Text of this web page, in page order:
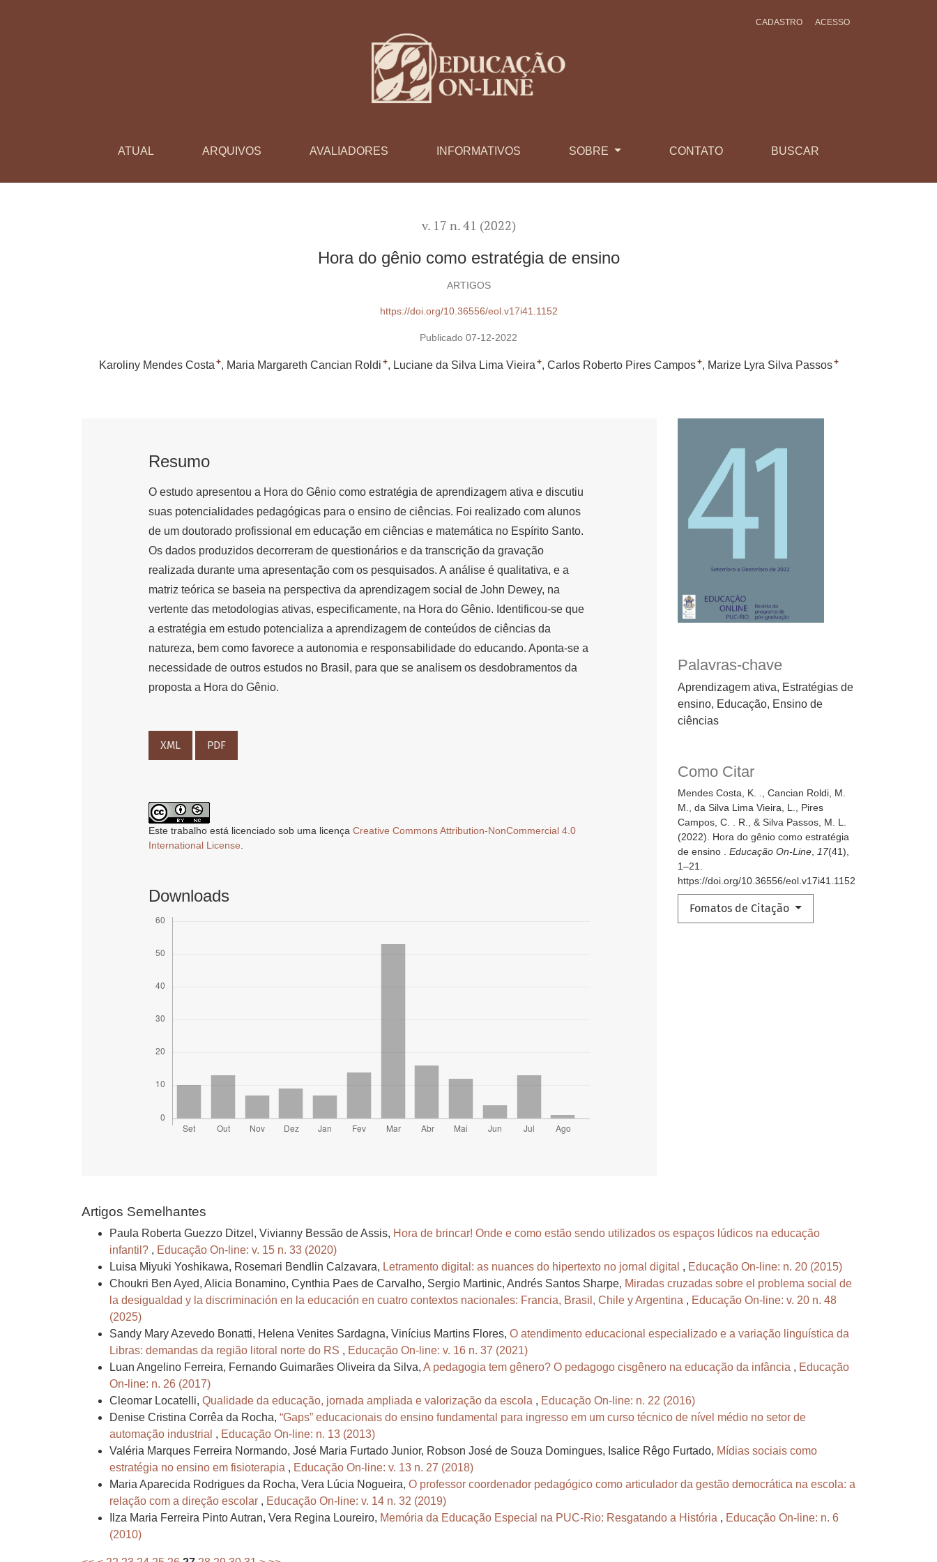
ATUAL ARQUIVOS AVALIADORES INFORMATIVOS SOBRE CONTATO BUSCAR
CADASTRO ACESSO
v. 17 n. 41 (2022)
Hora do gênio como estratégia de ensino
ARTIGOS
https://doi.org/10.36556/eol.v17i41.1152
Publicado 07-12-2022
Karoliny Mendes Costa + Maria Margareth Cancian Roldi + Luciane da Silva Lima Vieira + Carlos Roberto Pires Campos+ Marize Lyra Silva Passos+
Palavras-chave
Aprendizagem ativa, Estratégias de
ensino, Educação, Ensino de
ciências
Como Citar
Mendes Costa, K. ., Cancian Roldi, M.
M., da Silva Lima Vieira, L., Pires
Campos, C. . R., & Silva Passos, M. L.
(2022). Hora do gênio como estratégia
de ensino . Educação On-Line 17(41),
1–21.
https://doi.org/10.36556/eol.v17i41.1152
Fomatos de Citação
Resumo
O estudo apresentou a Hora do Gênio como estratégia de aprendizagem ativa e discutiu
suas potencialidades pedagógicas para o ensino de ciências. Foi realizado com alunos
de um doutorado profissional em educação em ciências e matemática no Espírito Santo.
Os dados produzidos decorreram de questionários e da transcrição da gravação
realizada durante uma apresentação com os pesquisados. A análise é qualitativa, e a
matriz teórica se baseia na perspectiva da aprendizagem social de John Dewey, na
vertente das metodologias ativas, especificamente, na Hora do Gênio. Identificou-se que
a estratégia em estudo potencializa a aprendizagem de conteúdos de ciências da
natureza, bem como favorece a autonomia e responsabilidade do educando. Aponta-se a
necessidade de outros estudos no Brasil, para que se analisem os desdobramentos da
proposta a Hora do Gênio.
XML PDF
Este trabalho está licenciado sob uma licença Creative Commons Attribution-NonCommercial 4.0
International License
Downloads
Artigos Semelhantes
Paula Roberta Guezzo Ditzel, Vivianny Bessão de Assis, Hora de brincar! Onde e como estão sendo utilizados os espaços lúdicos na educação
infantil? , Educação On-line: v. 15 n. 33 (2020)
Luisa Miyuki Yoshikawa, Rosemari Bendlin Calzavara, Letramento digital: as nuances do hipertexto no jornal digital , Educação On-line: n. 20 (2015)
Choukri Ben Ayed, Alicia Bonamino, Cynthia Paes de Carvalho, Sergio Martinic, Andrés Santos Sharpe, Miradas cruzadas sobre el problema social de
la desigualdad y la discriminación en la educación en cuatro contextos nacionales: Francia, Brasil, Chile y Argentina , Educação On-line: v. 20 n. 48
(2025)
Sandy Mary Azevedo Bonatti, Helena Venites Sardagna, Vinícius Martins Flores, O atendimento educacional especializado e a variação linguística da
Libras: demandas da região litoral norte do RS , Educação On-line: v. 16 n. 37 (2021)
Luan Angelino Ferreira, Fernando Guimarães Oliveira da Silva, A pedagogia tem gênero? O pedagogo cisgênero na educação da infância , Educação
On-line: n. 26 (2017)
Cleomar Locatelli, Qualidade da educação, jornada ampliada e valorização da escola , Educação On-line: n. 22 (2016)
Denise Cristina Corrêa da Rocha, “Gaps” educacionais do ensino fundamental para ingresso em um curso técnico de nível médio no setor de
automação industrial , Educação On-line: n. 13 (2013)
Valéria Marques Ferreira Normando, José Maria Furtado Junior, Robson José de Souza Domingues, Isalice Rêgo Furtado, Mídias sociais como
estratégia no ensino em fisioterapia , Educação On-line: v. 13 n. 27 (2018)
Maria Aparecida Rodrigues da Rocha, Vera Lúcia Nogueira, O professor coordenador pedagógico como articulador da gestão democrática na escola: a
relação com a direção escolar , Educação On-line: v. 14 n. 32 (2019)
Ilza Maria Ferreira Pinto Autran, Vera Regina Loureiro, Memória da Educação Especial na PUC-Rio: Resgatando a História , Educação On-line: n. 6
(2010)